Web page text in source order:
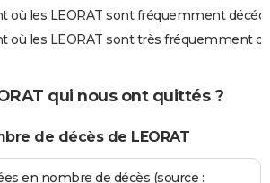
où les LEORAT sont fréquemment
où les LEORAT sont très fréquemment
qui nous ont quittés ?
de décès de LEORAT
en nombre de décès (source :